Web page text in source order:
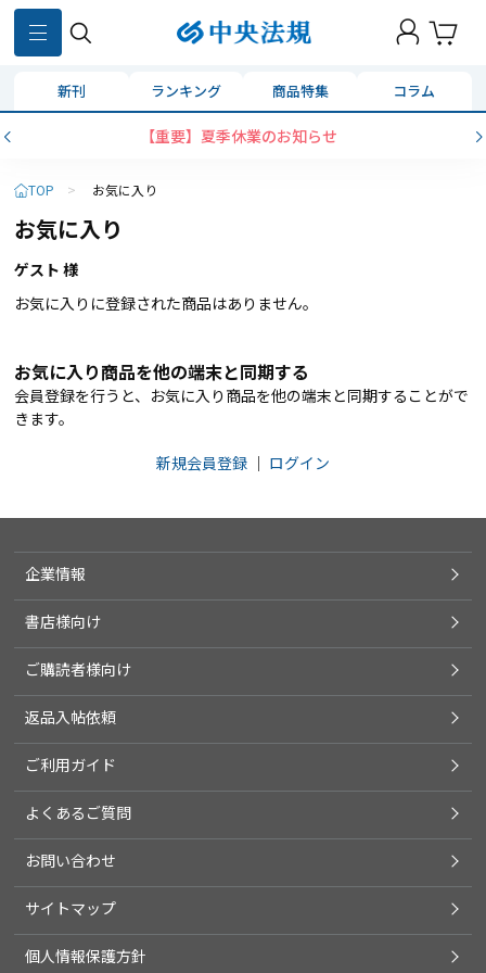
新刊 ランキング 商品特集 コラム
【重要】夏季休業のお知らせ
TOP > お気に入り
お気に入り
ゲスト 様
お気に入りに登録された商品はありません。
お気に入り商品を他の端末と同期する
会員登録を行うと、お気に入り商品を他の端末と同期することがで
きます。
新規会員登録 ｜ ログイン
企業情報
書店様向け
ご購読者様向け
返品入帖依頼
ご利用ガイド
よくあるご質問
お問い合わせ
サイトマップ
個人情報保護方針